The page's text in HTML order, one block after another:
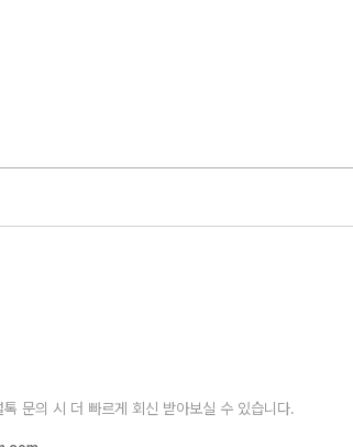
문의 시 더 빠르게 회신 받아보실 수 있습니다.